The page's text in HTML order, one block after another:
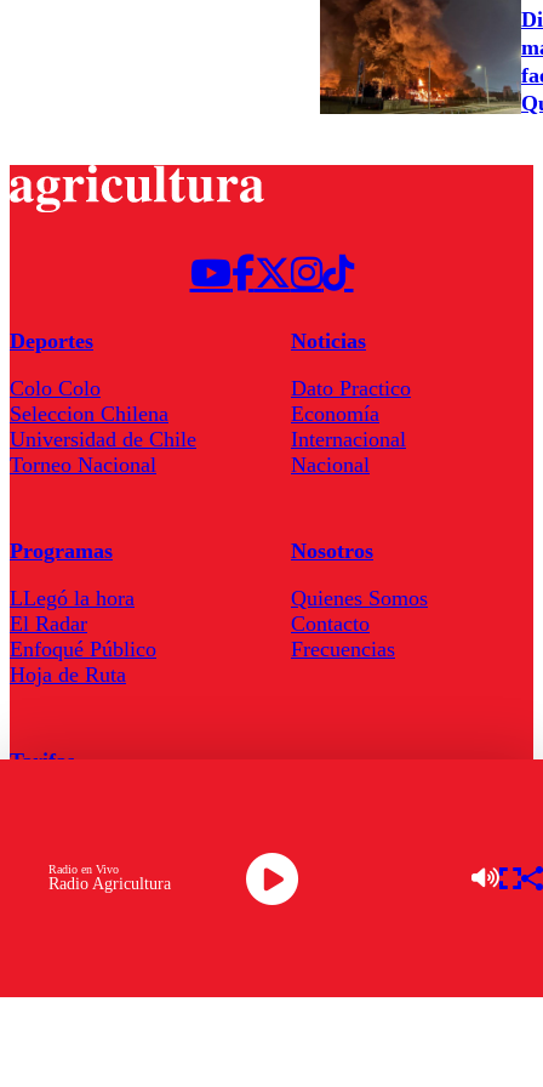
Radio Agricultura
Radio en Vivo
Deportes
Colo Colo
Seleccion Chilena
Universidad de Chile
Torneo Nacional
Noticias
Dato Practico
Economía
Internacional
Nacional
Programas
LLegó la hora
El Radar
Enfoqué Público
Hoja de Ruta
Nosotros
Quienes Somos
Contacto
Frecuencias
Tarifas
Descarga la APP